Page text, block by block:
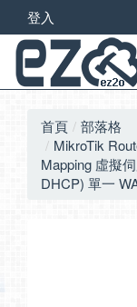
登入
首頁
部落格
MikroTik
Mapping 虛擬
DHCP) 單一